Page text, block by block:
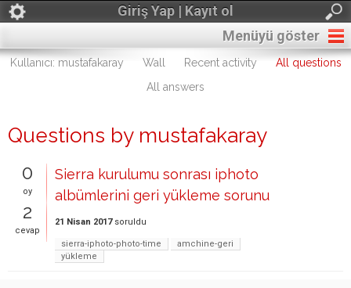
Giriş Yap | Kayıt ol
Menüyü göster
Kullanıcı: mustafakaray Wall Recent activity
All questions
All answers
Questions by mustafakaray
0
oy
2
cevap
Sierra kurulumu sonrası iphoto
albümlerini geri yükleme sorunu
21 Nisan 2017 soruldu
sierra-iphoto-photo-time
amchine-geri
yükleme